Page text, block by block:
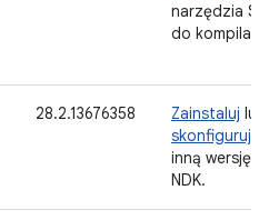
narzędzia
do
28.2.13676358 Zainstaluj lub
skonfiguruj
inną wersję
NDK.